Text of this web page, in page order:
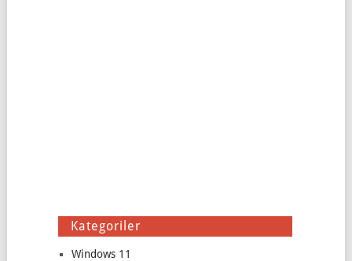
Kategoriler
Windows 11